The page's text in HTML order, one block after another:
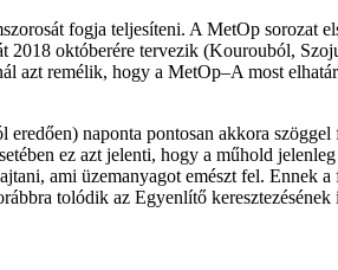
fogja teljesíteni. A MetOp sorozat
októberére tervezik (Kourouból,
azt remélik, hogy a MetOp–A most
naponta pontosan akkora
ez azt jelenti, hogy a műhold
ami üzemanyagot emészt fel. Ennek
tolódik az Egyenlítő